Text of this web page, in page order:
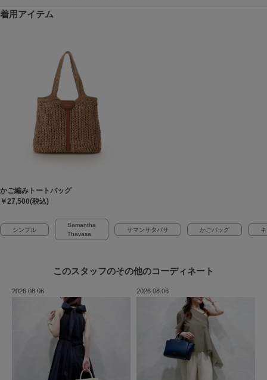
着用アイテム
かご編みトートバッグ
￥27,500(税込)
シンプル
Samantha
Thavasa
サマンサタバサ かごバッグ
このスタッフのその他のコーディネート
2026.08.06 2026.08.06